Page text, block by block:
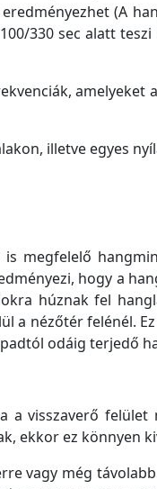
(A
330 sec alatt
amelyeket
illetve egyes
megfelelő
hogy a
húznak fel
a nézőtér felénél.
odáig terjedő
a visszaverő
ekkor ez könnyen
vagy még